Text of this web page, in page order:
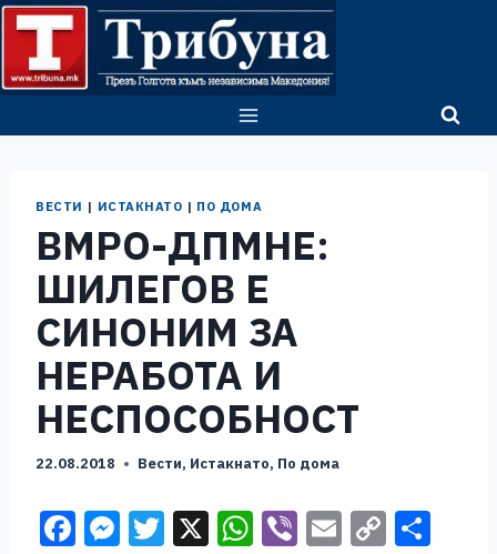
Skip
content
ВЕСТИ | ИСТАКНАТО | ПО ДОМА
ВМРО-ДПМНЕ:
ШИЛЕГОВ Е
СИНОНИМ ЗА
НЕРАБОТА И
НЕСПОСОБНОСТ
22.08.2018 Вести, Истакнато, По дома
F M T X W Vi E C